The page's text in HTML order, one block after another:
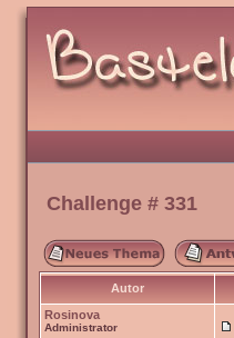
Challenge # 331
Autor
Rosinova
Administrator